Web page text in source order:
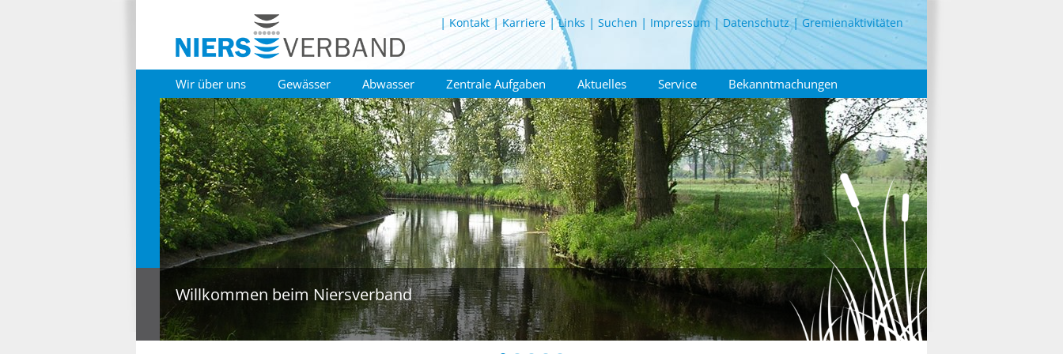
Kontakt Karriere Links Suchen Impressum Datenschutz Gremienaktivitäten
Wir über uns Gewässer Abwasser Zentrale Aufgaben Aktuelles Service Bekanntmachungen
Willkommen beim Niersverband